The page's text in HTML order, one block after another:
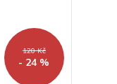
120 Kč
- 24 %